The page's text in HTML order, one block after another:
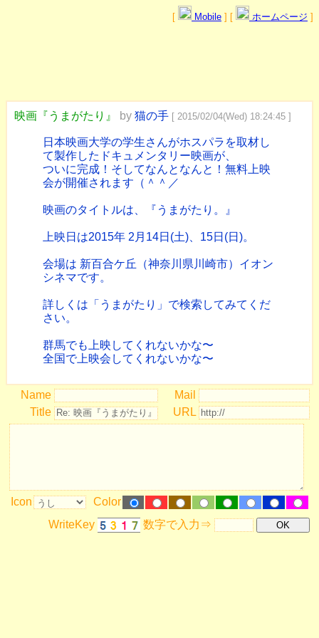
[ Mobile ] [ ホームページ ]
映画『うまがたり』 by 猫の手 [ 2015/02/04(Wed) 18:24:45 ]
日本映画大学の学生さんがホスパラを取材し
て製作したドキュメンタリー映画が、
ついに完成！そしてなんとなんと！無料上映
会が開催されます（＾＾／
映画のタイトルは、『うまがたり。』
上映日は2015年 2月14日(土)、15日(日)。
会場は 新百合ケ丘（神奈川県川崎市）イオン
シネマです。
詳しくは「うまがたり」で検索してみてくだ
さい。
群馬でも上映してくれないかな〜
全国で上映会してくれないかな〜
Name
Mail
Title
URL
Icon
Color
WriteKey
数字で入力⇒